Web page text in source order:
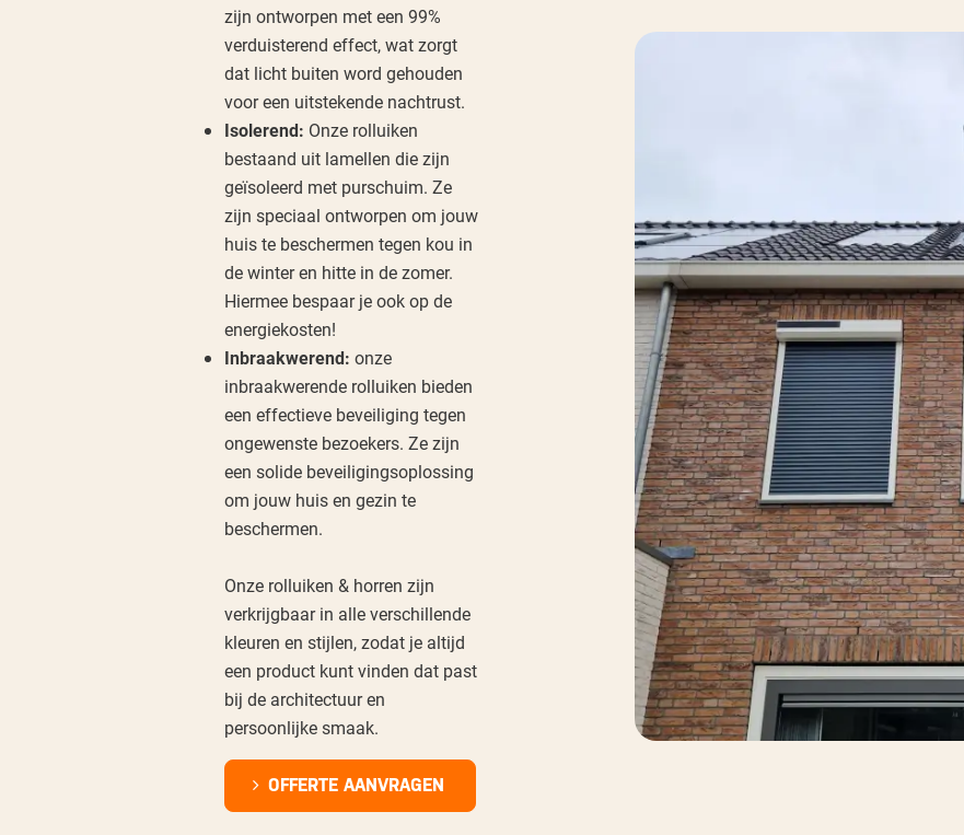
zijn ontworpen met een 99%
verduisterend effect, wat zorgt
dat licht buiten word gehouden
voor een uitstekende nachtrust.
Isolerend: Onze rolluiken
bestaand uit lamellen die zijn
geïsoleerd met purschuim. Ze
zijn speciaal ontworpen om jouw
huis te beschermen tegen kou in
de winter en hitte in de zomer.
Hiermee bespaar je ook op de
energiekosten!
Inbraakwerend: onze
inbraakwerende rolluiken bieden
een effectieve beveiliging tegen
ongewenste bezoekers. Ze zijn
een solide beveiligingsoplossing
om jouw huis en gezin te
beschermen.
Onze rolluiken & horren zijn
verkrijgbaar in alle verschillende
kleuren en stijlen, zodat je altijd
een product kunt vinden dat past
bij de architectuur en
persoonlijke smaak.
OFFERTE AANVRAGEN